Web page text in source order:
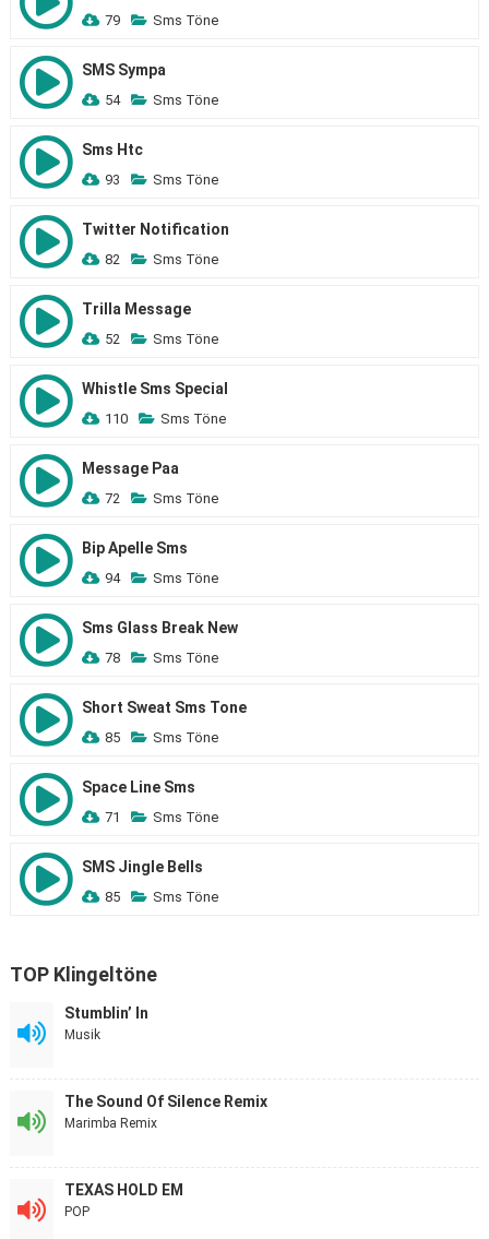
79 Sms Töne
SMS Sympa
54 Sms Töne
Sms Htc
93 Sms Töne
Twitter Notification
82 Sms Töne
Trilla Message
52 Sms Töne
Whistle Sms Special
110 Sms Töne
Message Paa
72 Sms Töne
Bip Apelle Sms
94 Sms Töne
Sms Glass Break New
78 Sms Töne
Short Sweat Sms Tone
85 Sms Töne
Space Line Sms
71 Sms Töne
SMS Jingle Bells
85 Sms Töne
TOP Klingeltöne
Stumblin’ In
Musik
The Sound Of Silence Remix
Marimba Remix
TEXAS HOLD EM
POP